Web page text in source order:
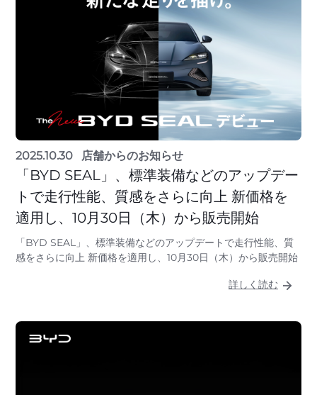
2025.10.30 店舗からのお知らせ
「BYD SEAL」、標準装備などのアップデー
トで走行性能、質感をさらに向上 新価格を
適用し、10月30日（木）から販売開始
「BYD SEAL」、標準装備などのアップデートで走行性能、質
感をさらに向上 新価格を適用し、10月30日（木）から販売開始
詳しく読む